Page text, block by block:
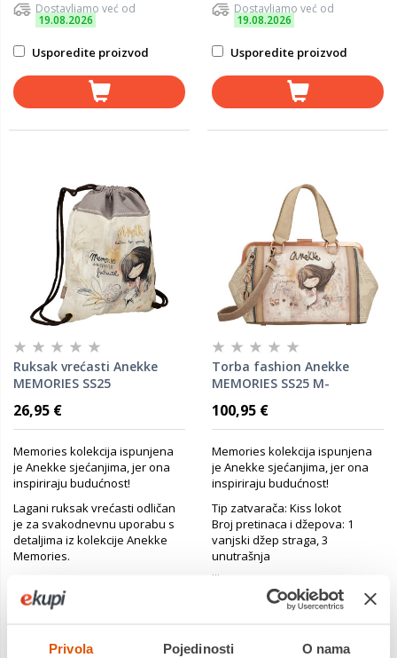
Privola Pojedinosti O nama
Dostavljamo već od
19.08.2026
Usporedite proizvod
Dostavljamo već od
19.08.2026
Usporedite proizvod
Ruksak vrećasti Anekke
MEMORIES SS25
26,95 €
Memories kolekcija ispunjena
je Anekke sjećanjima, jer ona
inspiriraju budućnost!
Lagani ruksak vrećasti odličan
je za svakodnevnu uporabu s
detaljima iz kolekcije Anekke
Memories.
Povrat robe moguć unutar 14
19.08.2026
Torba fashion Anekke
MEMORIES SS25 M-
100,95 €
Memories kolekcija ispunjena
je Anekke sjećanjima, jer ona
inspiriraju budućnost!
Tip zatvarača: Kiss lokot
Broj pretinaca i džepova: 1
vanjski džep straga, 3
unutrašnja
...
Povrat robe moguć unutar 14